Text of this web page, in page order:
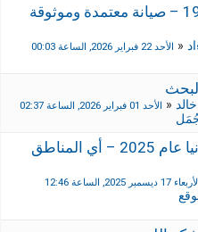
مركز صيانة توشيبا 19953 – صيانة معتمدة وموثوقة
« الأحد 22 فبراير 2026, الساعة 00:03
« الأحد 01 فبراير 2026, الساعة 02:37
سوق العقارات في إسبانيا عام 2025 – أي المناطق
17 ديسمبر 2025, الساعة 12:46